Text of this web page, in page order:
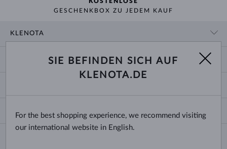
GESCHENKBOX ZU JEDEM KAUF
KLENOTA
SHOWROOM
BLOG
ZAHLUNG UND VERSAND
TRAURINGE AUSWÄHLEN
ECHTHEITSZERTIFIKATE
KETTENGRÖSSEN UND -ARTEN
ARMBANDGRÖSSEN
Deutschland & Österreich
SIE BEFINDEN SICH AUF
KLENOTA.DE
For the best shopping experience, we recommend visiting
our international website in English.